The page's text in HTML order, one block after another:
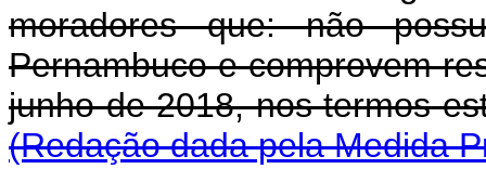
moradores que: não
Pernambuco e comprovem
junho de 2018, nos termos
(Redação dada pela Medida